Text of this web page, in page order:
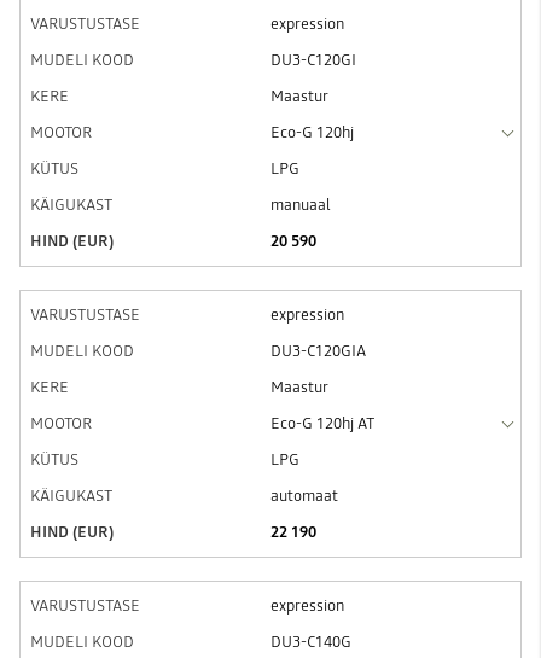
expression
DU3-C120GI
Maastur
Eco-G 120hj
LPG
manuaal
20 590
expression
DU3-C120GIA
Maastur
Eco-G 120hj AT
LPG
automaat
22 190
expression
DU3-C140G